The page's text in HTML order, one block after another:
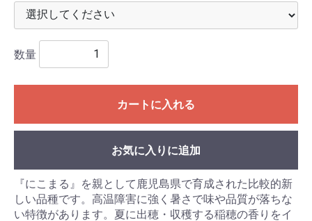
数量
カートに入れる
お気に入りに追加
『にこまる』を親として鹿児島県で育成された比較的新
しい品種です。高温障害に強く暑さで味や品質が落ちな
い特徴があります。夏に出穂・収穫する稲穂の香りをイ